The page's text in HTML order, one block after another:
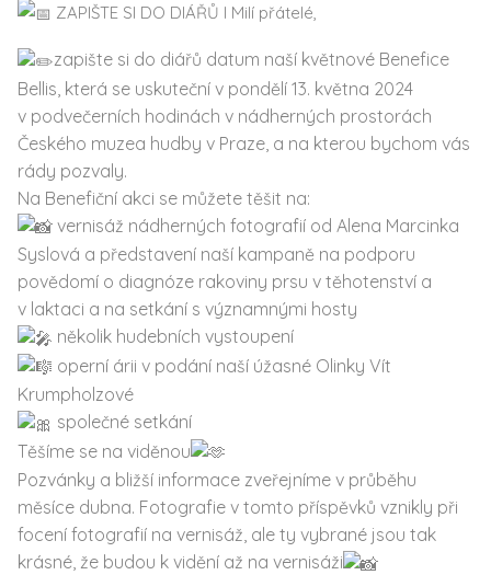
ZAPIŠTE SI DO DIÁŘŮ I Milí přátelé,
zapište si do diářů datum naší květnové Benefice
Bellis, která se uskuteční v pondělí 13. května 2024
v podvečerních hodinách v nádherných prostorách
Českého muzea hudby v Praze, a na kterou bychom vás
rády pozvaly.
Na Benefiční akci se můžete těšit na:
vernisáž nádherných fotografií od Alena Marcinka
Syslová a představení naší kampaně na podporu
povědomí o diagnóze rakoviny prsu v těhotenství a
v laktaci a na setkání s významnými hosty
několik hudebních vystoupení
operní árii v podání naší úžasné Olinky Vít
Krumpholzové
společné setkání
Těšíme se na viděnou
Pozvánky a bližší informace zveřejníme v průběhu
měsíce dubna. Fotografie v tomto příspěvků vznikly při
focení fotografií na vernisáž, ale ty vybrané jsou tak
krásné, že budou k vidění až na vernisáži